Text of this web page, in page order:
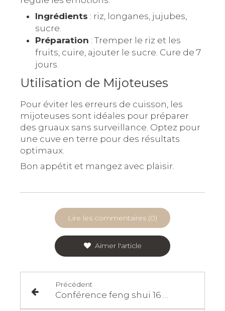
Ingrédients : riz, longanes, jujubes,
sucre.
Préparation : Tremper le riz et les
fruits, cuire, ajouter le sucre. Cure de 7
jours.
Utilisation de Mijoteuses
Pour éviter les erreurs de cuisson, les
mijoteuses sont idéales pour préparer
des gruaux sans surveillance. Optez pour
une cuve en terre pour des résultats
optimaux.
Bon appétit et mangez avec plaisir.
Lire les commentaires (0)
Aimer l'article
Précédent